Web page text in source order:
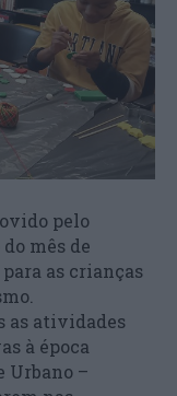
pelo
mês de
as crianças
as atividades
à época
Urbano –